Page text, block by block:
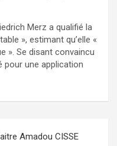
Merz a qualifié la
», estimant qu’elle «
». Se disant convaincu
pour une application
Amadou CISSE